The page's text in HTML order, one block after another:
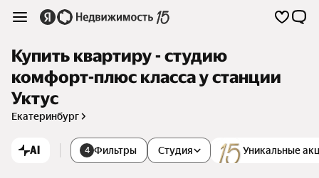
Купить квартиру - студию
комфорт-плюс класса у станции
Уктус
Екатеринбург
AI 4 Фильтры Уникальные
Студия